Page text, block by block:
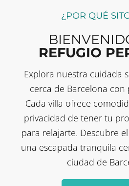
¿POR QUÉ
REFUGIO
Explora nuestra cuidada
cerca de Barcelona con
Cada villa ofrece
privacidad de tener tu
para relajarte. Descubre
una escapada tranquila
ciudad de